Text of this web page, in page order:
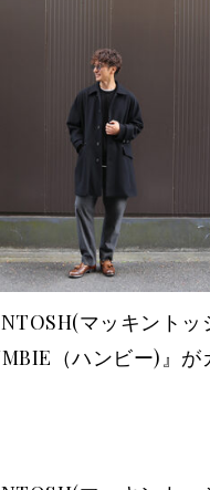
マッキント
（ハンビー)』が